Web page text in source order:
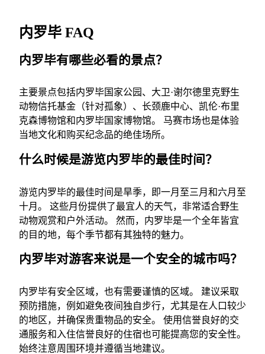
内罗毕 FAQ
内罗毕有哪些必看的景点？
主要景点包括内罗毕国家公园、大卫·谢尔德里克野生
动物信托基金（针对孤象）、长颈鹿中心、凯伦·布里
克森博物馆和内罗毕国家博物馆。 马赛市场也是体验
当地文化和购买纪念品的绝佳场所。
什么时候是游览内罗毕的最佳时间？
游览内罗毕的最佳时间是旱季，即一月至三月和六月至
十月。 这些月份提供了最宜人的天气，非常适合野生
动物观赏和户外活动。 然而，内罗毕是一个全年皆宜
的目的地，每个季节都有其独特的魅力。
内罗毕对游客来说是一个安全的城市吗？
内罗毕有安全区域，也有需要谨慎的区域。 建议采取
预防措施，例如避免夜间独自步行，尤其是在人口较少
的地区，并确保贵重物品的安全。 使用信誉良好的交
通服务和入住信誉良好的住宿也可能提高您的安全性。
始终注意周围环境并遵循当地建议。